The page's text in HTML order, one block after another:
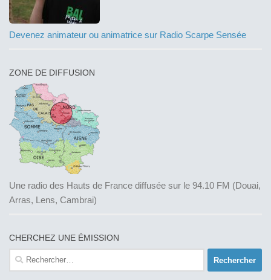
Devenez animateur ou animatrice sur Radio Scarpe Sensée
ZONE DE DIFFUSION
Une radio des Hauts de France diffusée sur le 94.10 FM (Douai,
Arras, Lens, Cambrai)
CHERCHEZ UNE ÉMISSION
Rechercher :